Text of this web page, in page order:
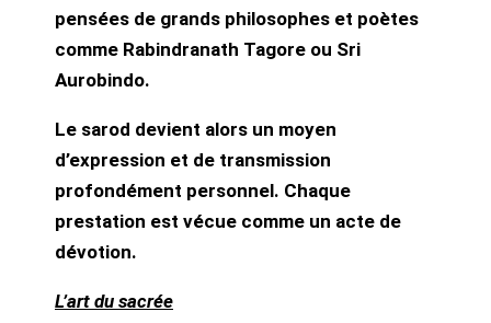
pensées de grands philosophes et poètes
comme Rabindranath Tagore ou Sri
Aurobindo.
Le sarod devient alors un moyen
d’expression et de transmission
profondément personnel. Chaque
prestation est vécue comme un acte de
dévotion.
L’art du sacrée